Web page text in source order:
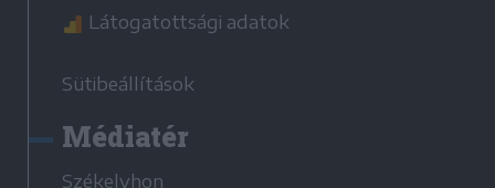
Látogatottsági adatok
Sütibeállítások
Médiatér
Székelyhon